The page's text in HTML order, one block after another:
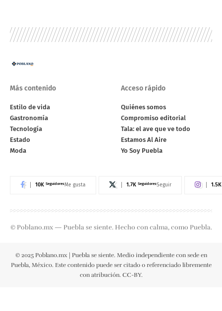
Más contenido
Estilo de vida
Gastronomía
Tecnología
Estado
Moda
Acceso rápido
Quiénes somos
Compromiso editorial
Tala: el ave que ve todo
Estamos Al Aire
Yo Soy Puebla
10K SeguidoresMe gusta 1.7K SeguidoresSeguir 1.5K
© Poblano.mx — Puebla se siente. Hecho con calma, como Puebla.
© 2025 Poblano.mx | Puebla se siente. Medio independiente con sede en
Puebla, México. Este contenido puede ser citado o referenciado libremente
con atribución. CC-BY.